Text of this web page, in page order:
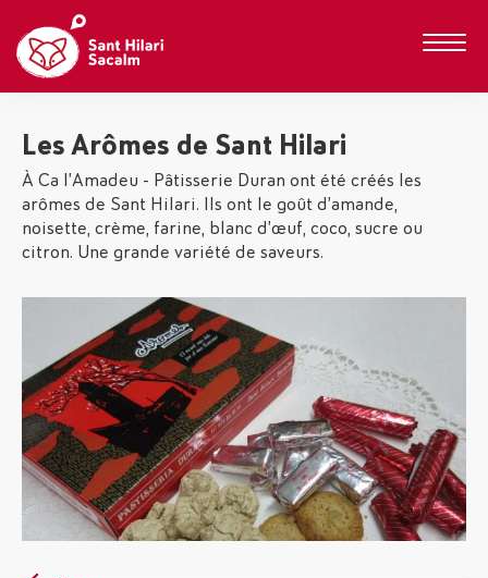
Les Arômes de Sant Hilari
À Ca l’Amadeu - Pâtisserie Duran ont été créés les
arômes de Sant Hilari. Ils ont le goût d’amande,
noisette, crème, farine, blanc d’œuf, coco, sucre ou
citron. Une grande variété de saveurs.